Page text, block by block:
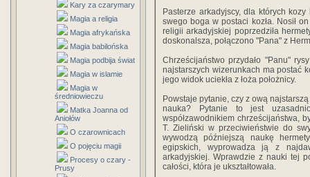
Kary za czarymary
Magia a religia
Magia afrykańska
Magia babilońska
Magia podbija świat
Magia w islamie
Magia w
średniowieczu
Matka Joanna od
Aniołów
O czarownicach
O pojęciu magii
Procesy o czary -
Prusy
Pasterze arkadyjscy, dla których
swego boga w postaci kozła. Nosił
religii arkadyjskiej poprzedziła
doskonalsza, połączono "Pana" z
Chrześcijaństwo przydało "Panu"
najstarszych wizerunkach ma postać
jego widok uciekła z łoża położnicy.
Powstaje pytanie, czy z ową
nauka? Pytanie to jest
współzawodnikiem chrześcijaństwa,
T. Zieliński w przeciwieństwie do
wywodzą późniejszą naukę
egipskich, wyprowadza ją z
arkadyjskiej. Wprawdzie z nauki tej
całości, która je ukształtowała.